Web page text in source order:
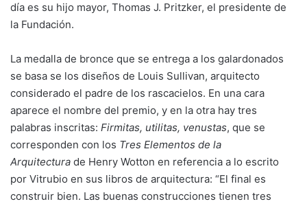
día es su hijo mayor, Thomas J. Pritzker, el presidente de
la Fundación.
La medalla de bronce que se entrega a los galardonados
se basa se los diseños de Louis Sullivan, arquitecto
considerado el padre de los rascacielos. En una cara
aparece el nombre del premio, y en la otra hay tres
palabras inscritas: Firmitas, utilitas, venustas, que se
corresponden con los Tres Elementos de la
Arquitectura de Henry Wotton en referencia a lo escrito
por Vitrubio en sus libros de arquitectura: “El final es
construir bien. Las buenas construcciones tienen tres